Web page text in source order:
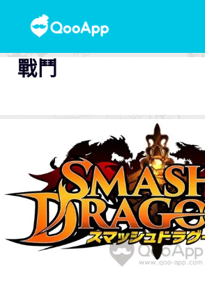
戰鬥